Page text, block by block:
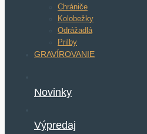
Chrániče
Kolobežky
Odrážadlá
Prilby
GRAVÍROVANIE
Novinky
Výpredaj